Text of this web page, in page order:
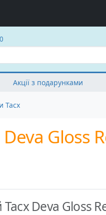
Акції з подарунками
Tacx
Gloss
Deva Gloss